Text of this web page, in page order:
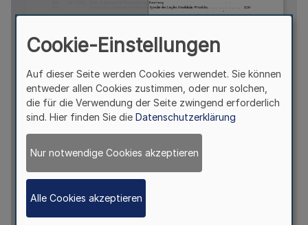
Cookie-Einstellungen
Auf dieser Seite werden Cookies verwendet. Sie können
entweder allen Cookies zustimmen, oder nur solchen,
die für die Verwendung der Seite zwingend erforderlich
sind. Hier finden Sie die Datenschutzerklärung
Nur notwendige Cookies akzeptieren
Alle Cookies akzeptieren